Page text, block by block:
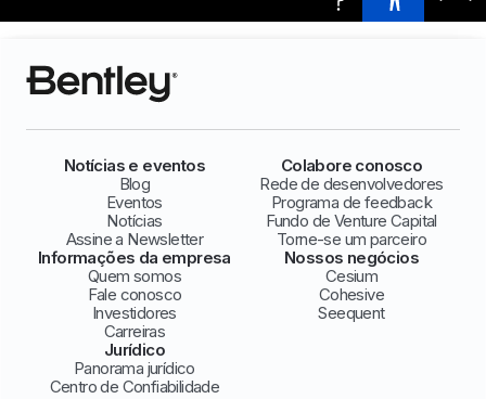
Notícias e eventos
Blog
Eventos
Notícias
Assine a Newsletter
Colabore conosco
Rede de desenvolvedores
Programa de feedback
Fundo de Venture Capital
Torne-se um parceiro
Informações da empresa
Quem somos
Fale conosco
Investidores
Carreiras
Nossos negócios
Cesium
Cohesive
Seequent
Jurídico
Panorama jurídico
Centro de Confiabilidade